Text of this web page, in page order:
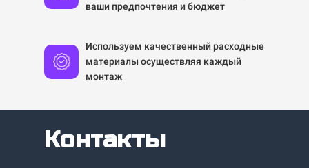
ваши предпочтения и бюджет
Используем качественный расходные
материалы осуществляя каждый
монтаж
Контакты